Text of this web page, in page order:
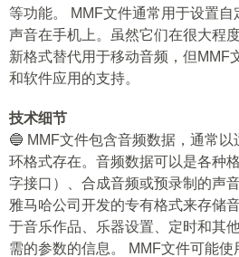
等功能。 MMF文件通常用于设置
声音在手机上。虽然它们在很大程
新格式替代用于移动音频，但MMF
和软件应用的支持。
技术细节
🔵 MMF文件包含音频数据，通常
环格式存在。音频数据可以是各种
字接口）、合成音频或预录制的声
雅马哈公司开发的专有格式来存储
于音乐作品、乐器设置、定时和其
需的参数的信息。 MMF文件可能